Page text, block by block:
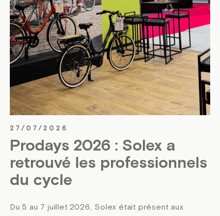
27/07/2026
Prodays 2026 : Solex a
retrouvé les professionnels
du cycle
Du 5 au 7 juillet 2026, Solex était présent aux